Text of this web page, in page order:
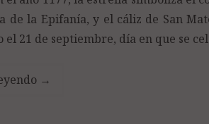
de la Epifanía, y el cáliz de San
el 21 de septiembre, día en que se
→